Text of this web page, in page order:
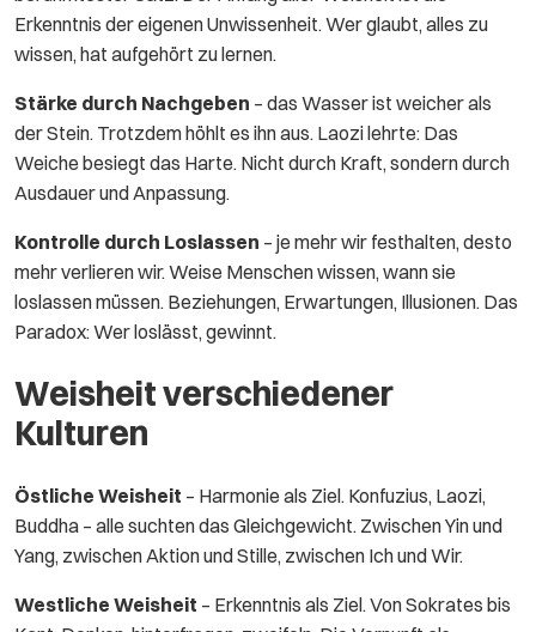
Erkenntnis der eigenen Unwissenheit. Wer glaubt, alles zu
wissen, hat aufgehört zu lernen.
Stärke durch Nachgeben – das Wasser ist weicher als
der Stein. Trotzdem höhlt es ihn aus. Laozi lehrte: Das
Weiche besiegt das Harte. Nicht durch Kraft, sondern durch
Ausdauer und Anpassung.
Kontrolle durch Loslassen – je mehr wir festhalten, desto
mehr verlieren wir. Weise Menschen wissen, wann sie
loslassen müssen. Beziehungen, Erwartungen, Illusionen. Das
Paradox: Wer loslässt, gewinnt.
Weisheit verschiedener
Kulturen
Östliche Weisheit – Harmonie als Ziel. Konfuzius, Laozi,
Buddha – alle suchten das Gleichgewicht. Zwischen Yin und
Yang, zwischen Aktion und Stille, zwischen Ich und Wir.
Westliche Weisheit – Erkenntnis als Ziel. Von Sokrates bis